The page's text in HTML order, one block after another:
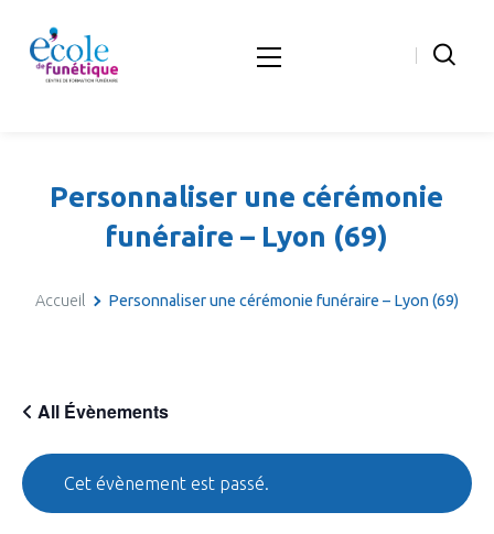
Personnaliser une cérémonie
funéraire – Lyon (69)
Accueil Personnaliser une cérémonie funéraire – Lyon (69)
All Évènements
Cet évènement est passé.